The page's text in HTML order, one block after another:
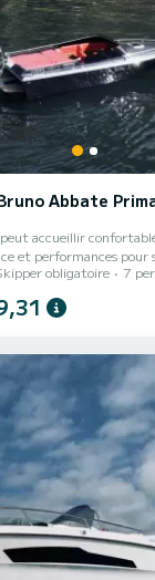
Abbate
accueillir
et performances pour
les magnifiques
obligatoire 7